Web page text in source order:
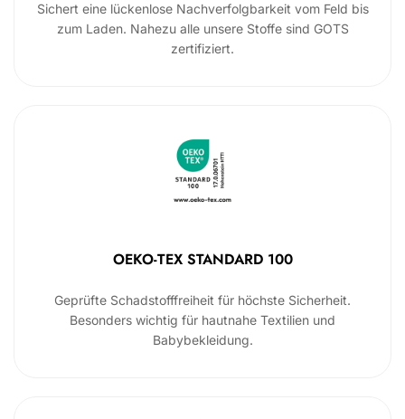
Sichert eine lückenlose Nachverfolgbarkeit vom Feld bis
zum Laden. Nahezu alle unsere Stoffe sind GOTS
zertifiziert.
OEKO-TEX STANDARD 100
Geprüfte Schadstofffreiheit für höchste Sicherheit.
Besonders wichtig für hautnahe Textilien und
Babybekleidung.